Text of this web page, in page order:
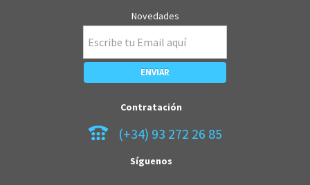
Novedades
Contratación
(+34) 93 272 26 85
Síguenos